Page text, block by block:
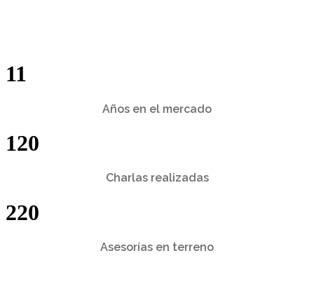
11
Años en el mercado
120
Charlas realizadas
220
Asesorías en terreno